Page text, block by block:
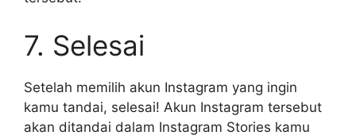
7. Selesai
Setelah memilih akun Instagram yang ingin
kamu tandai, selesai! Akun Instagram tersebut
akan ditandai dalam Instagram Stories kamu